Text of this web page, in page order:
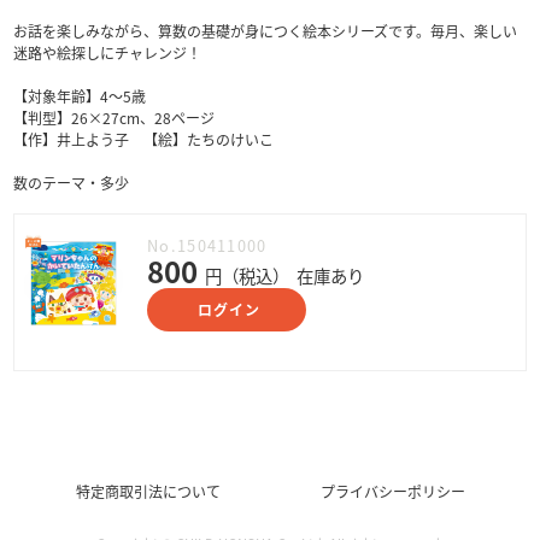
お話を楽しみながら、算数の基礎が身につく絵本シリーズです。毎月、楽しい
迷路や絵探しにチャレンジ！
【対象年齢】4～5歳
【判型】26×27cm、28ページ
【作】井上よう子 【絵】たちのけいこ
数のテーマ・多少
No.150411000
800 円（税込） 在庫あり
ログイン
特定商取引法について プライバシーポリシー